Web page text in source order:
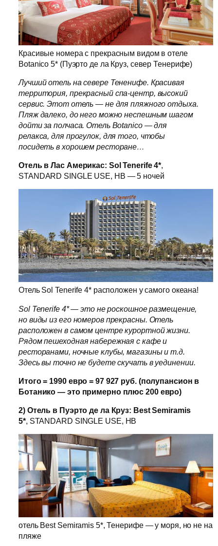
Красивые номера с прекрасным видом в отеле
Botanico 5* (Пуэрто де ла Круз, север Тенерифе)
Лучший отель на севере Тененифе. Красивая
территория, прекрасный спа-центр, высокий
сервис. Этот отель — не для пляжного отдыха.
Пляж далеко, до него можно неспешным шагом
дойти за полчаса. Отель Botanico — для
релакса, для прогулок, для того, чтобы
посидеть в хорошем ресторане…
Отель в Лас Америкас: Sol Tenerife 4*,
STANDARD SINGLE USE, HB — 5 ночей
Отель Sol Tenerife 4* расположен у самого океана!
Sol Tenerife 4* — это не роскошное размещение,
но виды из его номеров прекрасны. Отель
расположен в самом центре курортной жизни.
Рядом пешеходная набережная с кафе и
ресторанами, ночные клубы, магазины и т.д.
Здесь вы точно не будете скучать в уединении.
Итого = 1990 евро = 97 927 руб. (полупансион в
Ботанико — это примерно плюс 200 евро)
2) Отель в Пуэрто де ла Круз: Best Semiramis
5*, STANDARD SINGLE USE, HB
отель Best Semiramis 5*, Тенерифе — у моря, но не на
пляже